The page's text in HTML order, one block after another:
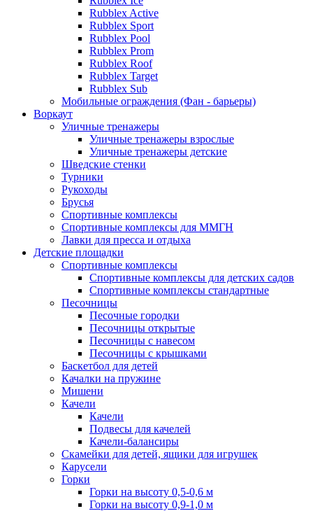
Rubblex Active
Rubblex Sport
Rubblex Pool
Rubblex Prom
Rubblex Roof
Rubblex Target
Rubblex Sub
Мобильные ограждения (Фан - барьеры)
Воркаут
Уличные тренажеры
Уличные тренажеры взрослые
Уличные тренажеры детские
Шведские стенки
Турники
Рукоходы
Брусья
Спортивные комплексы
Спортивные комплексы для ММГН
Лавки для пресса и отдыха
Детские площадки
Спортивные комплексы
Спортивные комплексы для детских садов
Спортивные комплексы стандартные
Песочницы
Песочные городки
Песочницы открытые
Песочницы с навесом
Песочницы с крышками
Баскетбол для детей
Качалки на пружине
Мишени
Качели
Качели
Подвесы для качелей
Качели-балансиры
Скамейки для детей, ящики для игрушек
Карусели
Горки
Горки на высоту 0,5-0,6 м
Горки на высоту 0,9-1,0 м